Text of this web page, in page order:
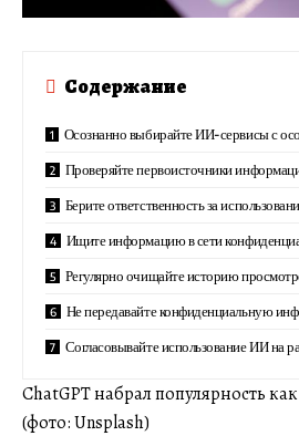
Содержание
Осознанно выбирайте ИИ-сервисы с
Проверяйте первоисточники
Берите ответственность за
Ищите информацию в сети
Регулярно очищайте историю
Не передавайте конфиденциальную
Согласовывайте использование ИИ на
ChatGPT набрал популярность
(фото: Unsplash)